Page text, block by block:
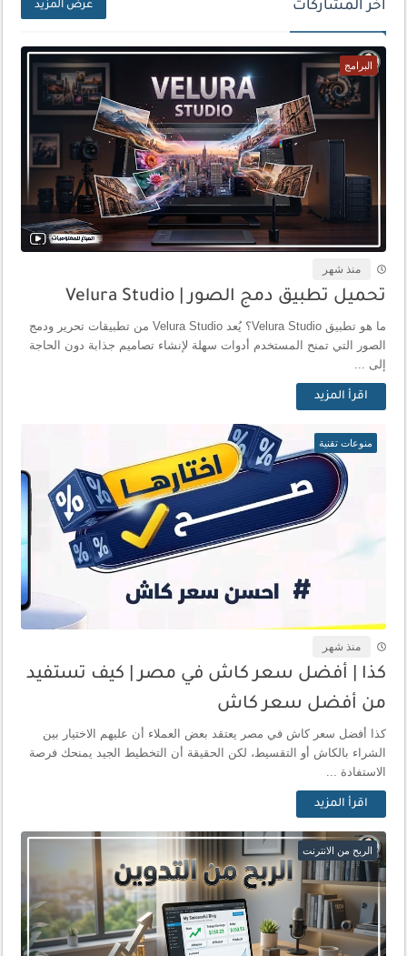
آخر المشاركات عرض المزيد
البرامج
منذ شهر
تحميل تطبيق دمج الصور | Velura Studio
ما هو تطبيق Velura Studio؟ يُعد Velura Studio من تطبيقات تحرير ودمج
الصور التي تمنح المستخدم أدوات سهلة لإنشاء تصاميم جذابة دون الحاجة
إلى ...
اقرأ المزيد
منوعات تقنية
منذ شهر
كذا | أفضل سعر كاش في مصر | كيف تستفيد
من أفضل سعر كاش
كذا أفضل سعر كاش في مصر يعتقد بعض العملاء أن عليهم الاختيار بين
الشراء بالكاش أو التقسيط، لكن الحقيقة أن التخطيط الجيد يمنحك فرصة
الاستفادة ...
اقرأ المزيد
الربح من الانترنت